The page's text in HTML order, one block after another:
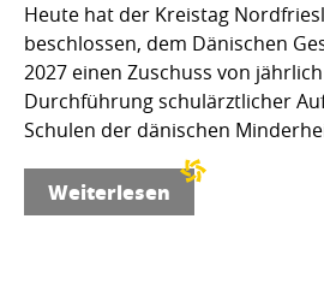
Heute hat der Kreistag
beschlossen, dem Dänischen
2027 einen Zuschuss von
Durchführung schulärztlicher
Schulen der dänischen
Weiterlesen